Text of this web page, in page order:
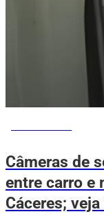
Câmeras de
entre carro e
Cáceres;